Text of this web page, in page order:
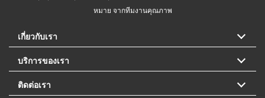
หมาย จากทีมงานคุณภาพ
เกี่ยวกับเรา
บริการของเรา
ติดต่อเรา